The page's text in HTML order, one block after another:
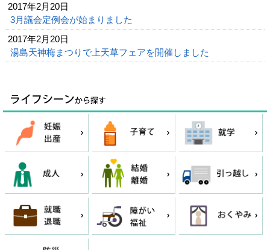
2017年2月20日
3月議会定例会が始まりました
2017年2月20日
湯島天神梅まつりで上天草フェアを開催しました